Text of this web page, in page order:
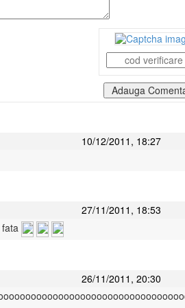
Adauga
10/12/2011, 18:27
27/11/2011, 18:53
26/11/2011, 20:30